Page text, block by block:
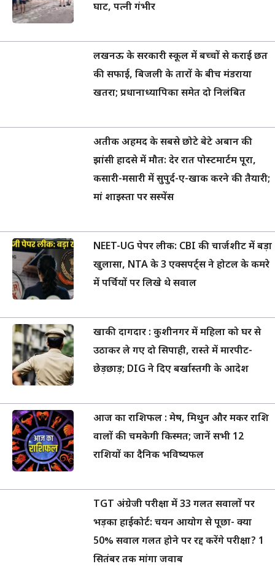
घाट, पत्नी गंभीर
लखनऊ के सरकारी स्कूल में बच्चों से कराई छत
की सफाई, बिजली के तारों के बीच मंडराया
खतरा; प्रधानाध्यापिका समेत दो निलंबित
अतीक अहमद के सबसे छोटे बेटे अबान की
झांसी हादसे में मौत: देर रात पोस्टमार्टम पूरा,
कसारी-मसारी में सुपुर्द-ए-खाक करने की तैयारी;
मां शाइस्ता पर सस्पेंस
NEET-UG पेपर लीक: CBI की चार्जशीट में बड़ा
खुलासा, NTA के 3 एक्सपर्ट्स ने होटल के कमरे
में पर्चियों पर लिखे थे सवाल
खाकी दागदार : कुशीनगर में महिला को घर से
उठाकर ले गए दो सिपाही, रास्ते में मारपीट-
छेड़छाड़; DIG ने दिए बर्खास्तगी के आदेश
आज का राशिफल : मेष, मिथुन और मकर राशि
वालों की चमकेगी किस्मत; जानें सभी 12
राशियों का दैनिक भविष्यफल
TGT अंग्रेजी परीक्षा में 33 गलत सवालों पर
भड़का हाईकोर्ट: चयन आयोग से पूछा- क्या
50% सवाल गलत होने पर रद्द करेंगे परीक्षा? 1
सितंबर तक मांगा जवाब